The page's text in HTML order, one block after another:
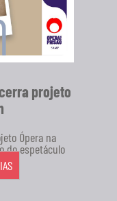
projeto
Ópera na
do espetáculo